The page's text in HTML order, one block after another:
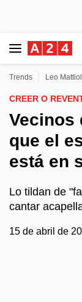
Trends Leo
CREER O
Vecinos
que el
está en
Lo tildan de
cantar
15 de abril de